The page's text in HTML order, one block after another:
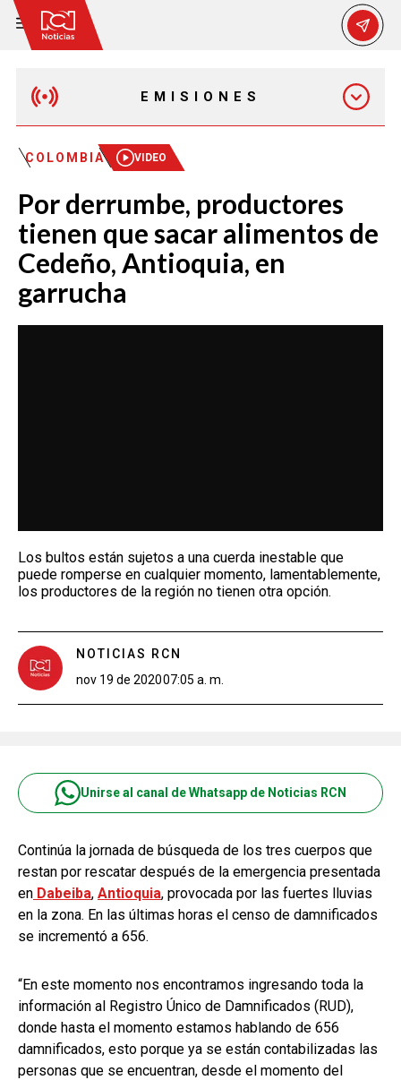
EMISIONES
MAÑANA EXPRESS
EMISIÓN 12:30 PM
EMISIÓN 7:00 PM
EMISIÓN 11:30 PM
COLOMBIA VIDEO
Por derrumbe, productores
tienen que sacar alimentos de
Cedeño, Antioquia, en
garrucha
Los bultos están sujetos a una cuerda inestable que
puede romperse en cualquier momento, lamentablemente,
los productores de la región no tienen otra opción.
NOTICIAS RCN
nov 19 de 202007:05 a. m.
Unirse al canal de Whatsapp de Noticias RCN
Continúa la jornada de búsqueda de los tres cuerpos que
restan por rescatar después de la emergencia presentada
en Dabeiba, Antioquia, provocada por las fuertes lluvias
en la zona. En las últimas horas el censo de damnificados
se incrementó a 656.
“En este momento nos encontramos ingresando toda la
información al Registro Único de Damnificados (RUD),
donde hasta el momento estamos hablando de 656
damnificados, esto porque ya se están contabilizadas las
personas que se encuentran, desde el momento del